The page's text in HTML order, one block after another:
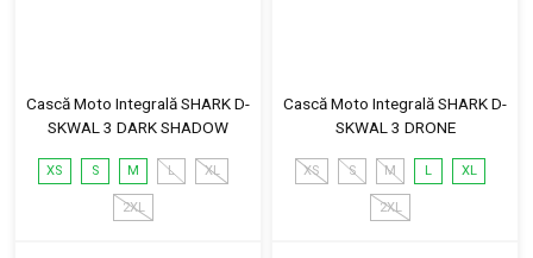
Cască Moto Integrală SHARK D-
SKWAL 3 DARK SHADOW
XS S M L XL
2XL
Cască Moto Integrală SHARK D-
SKWAL 3 DRONE
XS S M L XL
2XL